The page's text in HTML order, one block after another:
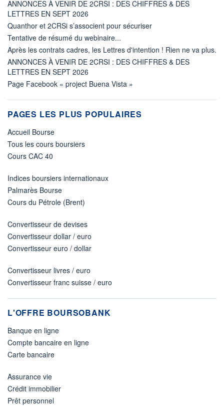
ANNONCES À VENIR DE 2CRSI : DES CHIFFRES & DES
LETTRES EN SEPT 2026
Quanthor et 2CRSi s’associent pour sécuriser
Tentative de résumé du webinaire...
Après les contrats cadres, les Lettres d'intention ! Rien ne va plus.
ANNONCES À VENIR DE 2CRSI : DES CHIFFRES & DES
LETTRES EN SEPT 2026
Page Facebook « project Buena Vista »
PAGES LES PLUS POPULAIRES
Accueil Bourse
Tous les cours boursiers
Cours CAC 40
Indices boursiers internationaux
Palmarès Bourse
Cours du Pétrole (Brent)
Convertisseur de devises
Convertisseur dollar / euro
Convertisseur euro / dollar
Convertisseur livres / euro
Convertisseur franc suisse / euro
L'OFFRE BOURSOBANK
Banque en ligne
Compte bancaire en ligne
Carte bancaire
Assurance vie
Crédit immobilier
Prêt personnel